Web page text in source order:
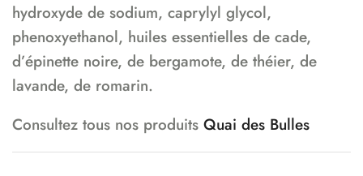
hydroxyde de sodium, caprylyl glycol,
phenoxyethanol, huiles essentielles de cade,
d’épinette noire, de bergamote, de théier, de
lavande, de romarin.
Consultez tous nos produits Quai des Bulles